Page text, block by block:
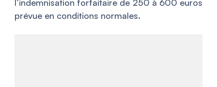
l’indemnisation forfaitaire de 250 à 600 euros
prévue en conditions normales.